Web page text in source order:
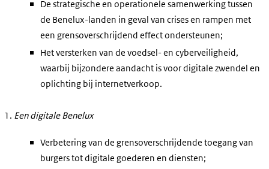
De strategische en operationele samenwerking tussen
de Benelux-landen in geval van crises en rampen met
een grensoverschrijdend effect ondersteunen;
Het versterken van de voedsel- en cyberveiligheid,
waarbij bijzondere aandacht is voor digitale zwendel en
oplichting bij internetverkoop.
Een digitale Benelux
Verbetering van de grensoverschrijdende toegang van
burgers tot digitale goederen en diensten;